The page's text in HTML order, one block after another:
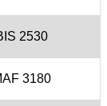
2530
3180